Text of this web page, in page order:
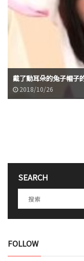
戴了動耳朵的兔子帽子
2018/10/26
SEARCH
FOLLOW